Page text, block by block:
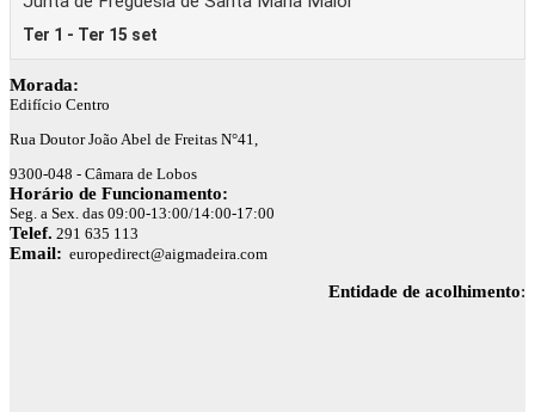
Morada:
Edifício Centro
Rua Doutor João Abel de Freitas N°41,
9300-048 - Câmara de Lobos
Horário de Funcionamento:
Seg. a Sex. das 09:00-13:00/14:00-17:00
Telef. 291 635 113
Email: europedirect@aigmadeira.com
Entidade de acolhimento: